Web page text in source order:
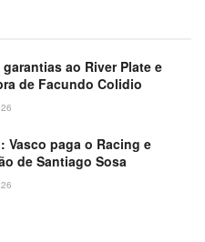
ao River Plate e
de Facundo Colidio
Vasco paga o Racing e
de Santiago Sosa